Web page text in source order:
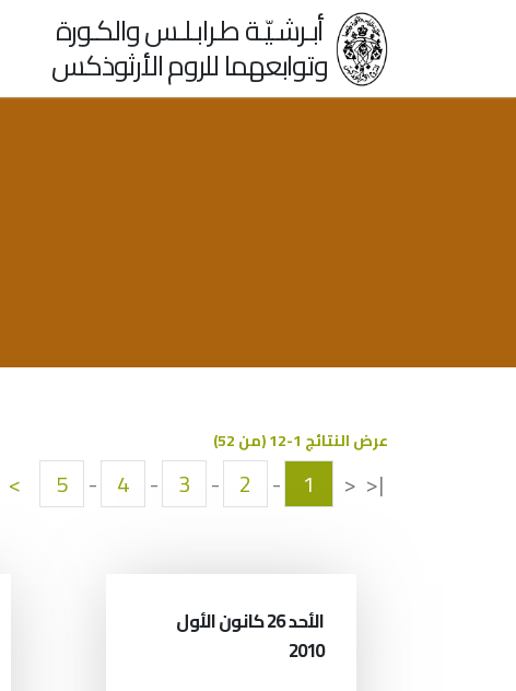
أبـرشـيّـة طـرابـلـس والكـورة
وتوابعهما للروم الأرثوذكس
عرض النتائج 1-12 (من 52)
|<
<
1
-
2
-
3
-
4
-
5
>
الأحد 26 كانون الأول
2010